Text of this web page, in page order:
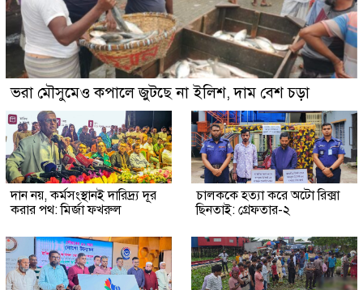
ভরা মৌসুমেও কপালে জুটছে না ইলিশ, দাম বেশ চড়া
দান নয়, কর্মসংস্থানই দারিদ্র্য দূর
করার পথ: মির্জা ফখরুল
চালককে হত্যা করে অটো রিক্সা
ছিনতাই: গ্রেফতার-২